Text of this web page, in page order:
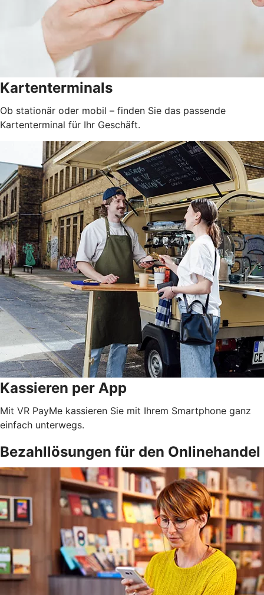
Kartenterminals
Ob stationär oder mobil – finden Sie das passende
Kartenterminal für Ihr Geschäft.
Kassieren per App
Mit VR PayMe kassieren Sie mit Ihrem Smartphone ganz
einfach unterwegs.
Bezahllösungen für den Onlinehandel